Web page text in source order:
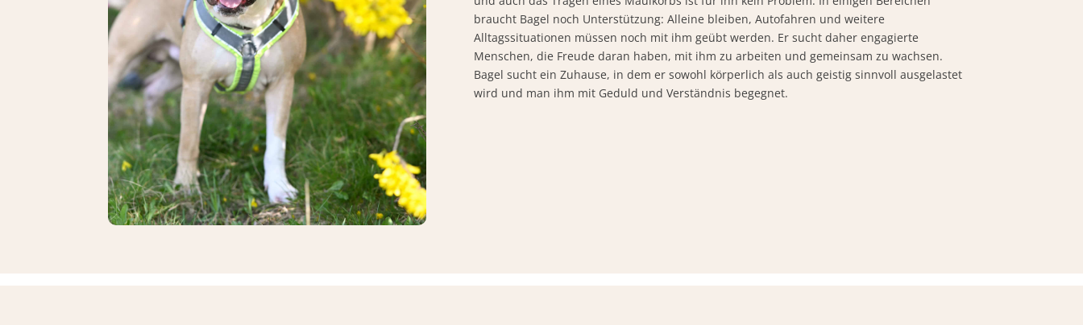
braucht Bagel noch Unterstützung: Alleine bleiben, Autofahren und weitere
Alltagssituationen müssen noch mit ihm geübt werden. Er sucht daher engagierte
Menschen, die Freude daran haben, mit ihm zu arbeiten und gemeinsam zu wachsen.
Bagel sucht ein Zuhause, in dem er sowohl körperlich als auch geistig sinnvoll ausgelastet
wird und man ihm mit Geduld und Verständnis begegnet.